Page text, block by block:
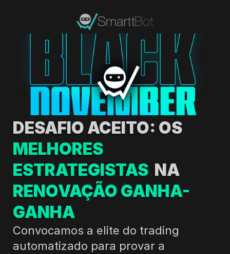
MELHORES
ESTRATEGISTAS
RENOVAÇÃO GANHA-
GANHA
Convocamos a elite do trading
automatizado para provar a